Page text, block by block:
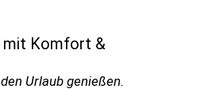
mit Komfort &
Urlaub genießen.